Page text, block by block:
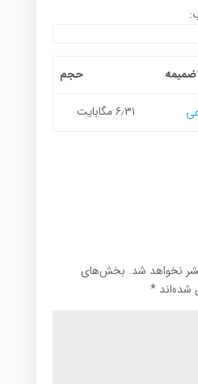
ضمیمه حجم
۶٫۳۱ مگابایت
نخواهد شد. بخش‌های
شده‌اند *